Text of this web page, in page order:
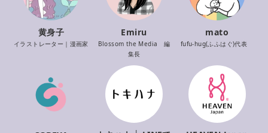
黄身子
イラストレーター｜漫画家
Emiru
Blossom the Media 編
集長
mato
fufu-hug(ふふはぐ)代表